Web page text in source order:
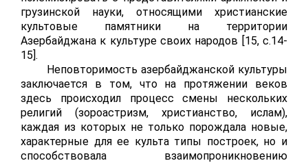
грузинской науки, относящими христианские
культовые памятники на территории
Азербайджана к культуре своих народов [15, c.14-
15].
Неповторимость азербайджанской культуры
заключается в том, что на протяжении веков
здесь происходил процесс смены нескольких
религий (зороастризм, христианство, ислам),
каждая из которых не только порождала новые,
характерные для ее культа типы построек, но и
способствовала взаимопроникновению